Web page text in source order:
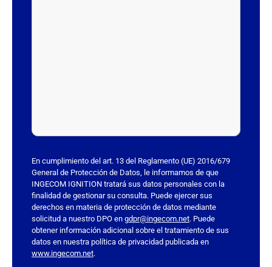
s
t
e
c
a
m
p
o
En cumplimiento del art. 13 del Reglamento (UE) 2016/679
General de Protección de Datos, le informamos de que
INGECOM IGNITION tratará sus datos personales con la
finalidad de gestionar su consulta. Puede ejercer sus
derechos en materia de protección de datos mediante
solicitud a nuestro DPO en gdpr@ingecom.net. Puede
obtener información adicional sobre el tratamiento de sus
datos en nuestra política de privacidad publicada en
www.ingecom.net.